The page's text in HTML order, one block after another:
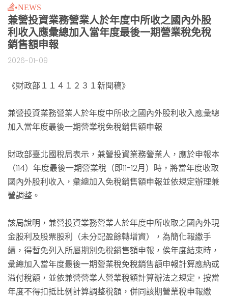
•NEWS
兼營投資業務營業人於年度中所收之國內外股
利收入應彙總加入當年度最後一期營業稅免稅
銷售額申報
2026-01-09
《財政部１１４１２３１新聞稿》
兼營投資業務營業人於年度中所收之國內外股利收入應彙總
加入當年度最後一期營業稅免稅銷售額申報
財政部臺北國稅局表示，兼營投資業務營業人，應於申報本
（114）年度最後一期營業稅（即11-12月）時，將當年度收取
國內外股利收入，彙總加入免稅銷售額申報並依規定辦理兼
營調整。
該局說明，兼營投資業務營業人於年度中所收取之國內外現
金股利及股票股利（未分配盈餘轉增資），為簡化報繳手
續，得暫免列入所屬期別免稅銷售額申報，俟年度結束時，
彙總加入當年度最後一期營業稅免稅銷售額申報計算應納或
溢付稅額，並依兼營營業人營業稅額計算辦法之規定，按當
年度不得扣抵比例計算調整稅額，併同該期營業稅申報繳